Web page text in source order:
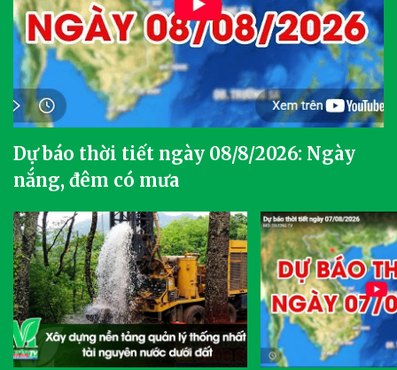
Dự báo thời tiết ngày 08/8/2026: Ngày
nắng, đêm có mưa